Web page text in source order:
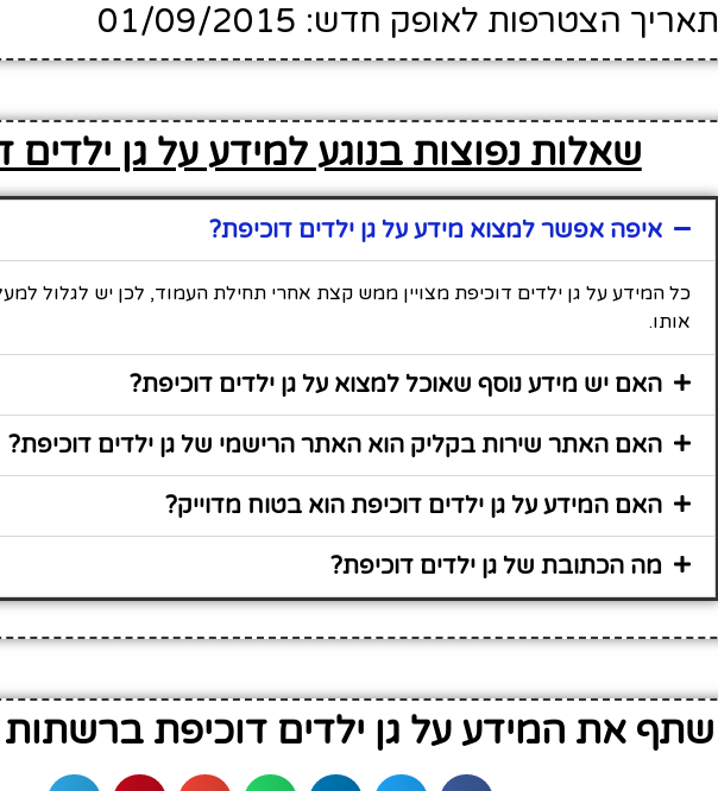
תאריך הצטרפות לאופק חדש: 01/09/2015
שאלות נפוצות בנוגע למידע על גן ילדים
איפה אפשר למצוא מידע על גן ילדים דוכיפת?
כל המידע על גן ילדים דוכיפת מצויין ממש קצת אחרי תחילת העמוד, לכן יש לגלול
אותו.
האם יש מידע נוסף שאוכל למצוא על גן ילדים דוכיפת?
האם האתר שירות בקליק הוא האתר הרישמי של גן ילדים דוכיפת?
האם המידע על גן ילדים דוכיפת הוא בטוח מדוייק?
מה הכתובת של גן ילדים דוכיפת?
שתף את המידע על גן ילדים דוכיפת